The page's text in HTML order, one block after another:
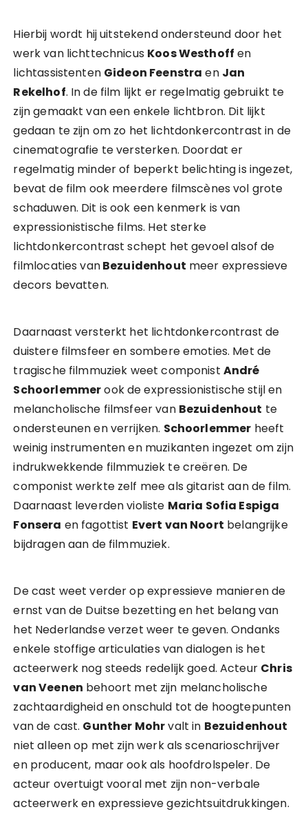
Hierbij wordt hij uitstekend ondersteund door het
werk van lichttechnicus Koos Westhoff en
lichtassistenten Gideon Feenstra en Jan
Rekelhof. In de film lijkt er regelmatig gebruikt te
zijn gemaakt van een enkele lichtbron. Dit lijkt
gedaan te zijn om zo het lichtdonkercontrast in de
cinematografie te versterken. Doordat er
regelmatig minder of beperkt belichting is ingezet,
bevat de film ook meerdere filmscènes vol grote
schaduwen. Dit is ook een kenmerk is van
expressionistische films. Het sterke
lichtdonkercontrast schept het gevoel alsof de
filmlocaties vanBezuidenhout meer expressieve
decors bevatten.
Daarnaast versterkt het lichtdonkercontrast de
duistere filmsfeer en sombere emoties. Met de
tragische filmmuziek weet componist André
Schoorlemmerook de expressionistische stijl en
melancholische filmsfeer van Bezuidenhout te
ondersteunen en verrijken. Schoorlemmer heeft
weinig instrumenten en muzikanten ingezet om zijn
indrukwekkende filmmuziek te creëren. De
componist werkte zelf mee als gitarist aan de film.
Daarnaast leverden violiste Maria Sofia Espiga
Fonsera en fagottist Evert van Noort belangrijke
bijdragen aan de filmmuziek.
De cast weet verder op expressieve manieren de
ernst van de Duitse bezetting en het belang van
het Nederlandse verzet weer te geven. Ondanks
enkele stoffige articulaties van dialogen is het
acteerwerk nog steeds redelijk goed. Acteur Chris
van Veenen behoort met zijn melancholische
zachtaardigheid en onschuld tot de hoogtepunten
van de cast. Gunther Mohrvalt in Bezuidenhout
niet alleen op met zijn werk als scenarioschrijver
en producent, maar ook als hoofdrolspeler. De
acteur overtuigt vooral met zijn non-verbale
acteerwerk en expressieve gezichtsuitdrukkingen.